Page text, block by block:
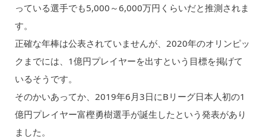
っている選手でも5,000～6,000万円くらいだと推測されま
す。
正確な年棒は公表されていませんが、2020年のオリンピッ
クまでには、1億円プレイヤーを出すという目標を掲げて
いるそうです。
そのかいあってか、2019年6月3日にBリーグ日本人初の1
億円プレイヤー富樫勇樹選手が誕生したという発表があり
ました。